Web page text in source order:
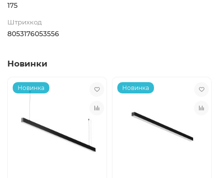
175
Штрихкод
8053176053556
Новинки
Новинка Новинка